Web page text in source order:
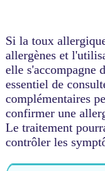
Si la toux
allergènes et
elle s'accompagne
essentiel de
complémentaires
confirmer une
Le traitement
contrôler les